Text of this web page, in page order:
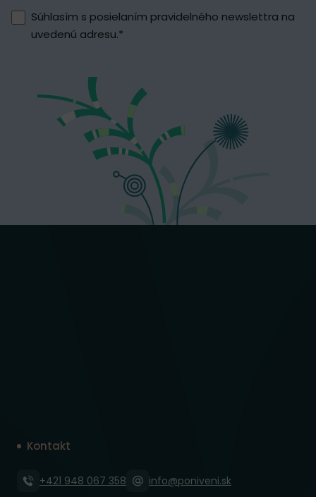
Súhlasím s posielaním pravidelného newslettra na
uvedenú adresu.*
Kontakt
+421 948 067 358 info@poniveni.sk